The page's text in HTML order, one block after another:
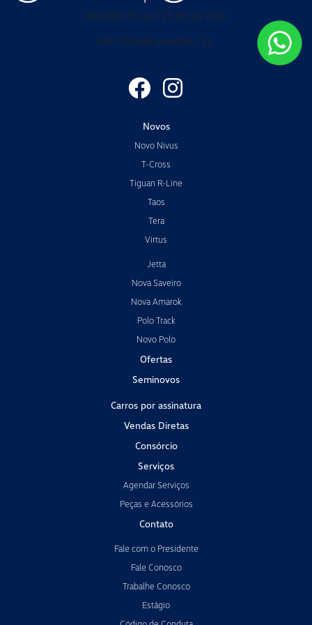
AMAZON VEICULOS E PEÇAS LTDA
CNPJ: 09.448.344/0001-32
Novos
Novo Nivus
T-Cross
Tiguan R-Line
Taos
Tera
Virtus
Jetta
Nova Saveiro
Nova Amarok
Polo Track
Novo Polo
Ofertas
Seminovos
Carros por assinatura
Vendas Diretas
Consórcio
Serviços
Agendar Serviços
Peças e Acessórios
Contato
Fale com o Presidente
Fale Conosco
Trabalhe Conosco
Estágio